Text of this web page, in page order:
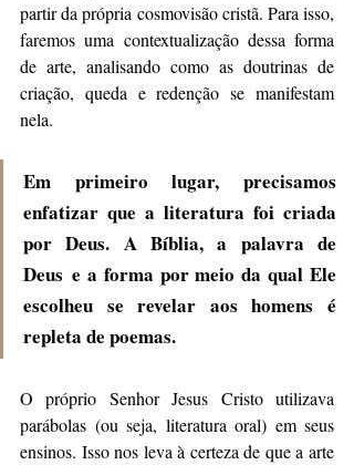
partir da própria cosmovisão cristã. Para isso,
faremos uma contextualização dessa forma
de arte, analisando como as doutrinas de
criação, queda e redenção se manifestam
nela.
Em primeiro lugar, precisamos
enfatizar que a literatura foi criada
por Deus. A Bíblia, a palavra de
Deus e a forma por meio da qual Ele
escolheu se revelar aos homens é
repleta de poemas.
O próprio Senhor Jesus Cristo utilizava
parábolas (ou seja, literatura oral) em seus
ensinos. Isso nos leva à certeza de que a arte